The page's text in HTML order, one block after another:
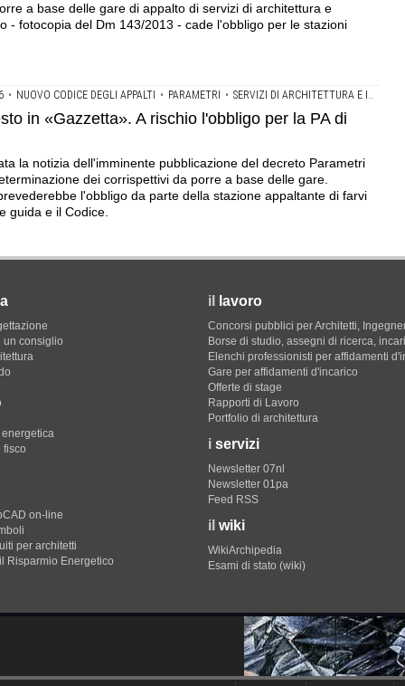
a base delle gare di appalto di servizi di architettura e
- fotocopia del Dm 143/2013 - cade l'obbligo per le stazioni
• NUOVO CODICE DEGLI APPALTI • PARAMETRI • SERVIZI DI ARCHITETTURA E INGEGNERIA
in «Gazzetta». A rischio l'obbligo per la PA di
la notizia dell'imminente pubblicazione del decreto Parametri
dei corrispettivi da porre a base delle gare.
l'obbligo da parte della stazione appaltante di farvi
guida e il Codice.
un consiglio
fisco
on-line
per architetti
Risparmio Energetico
il lavoro
Concorsi pubblici per Architetti,
Borse di studio, assegni di ricerca,
Elenchi professionisti per affidamenti
Gare per affidamenti d'incarico
Offerte di stage
Rapporti di Lavoro
Portfolio di architettura
i servizi
Newsletter 07nl
Newsletter 01pa
Feed RSS
il wiki
WikiArchipedia
Esami di stato (wiki)